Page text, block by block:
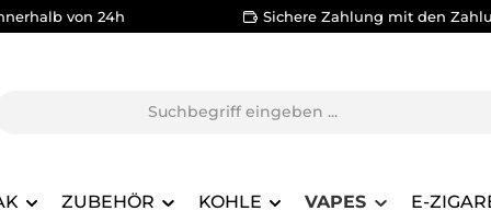
von 24h Sichere Zahlung mit den
ZUBEHÖR KOHLE VAPES E-